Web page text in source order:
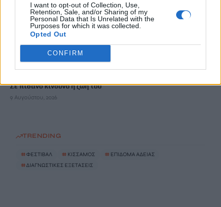
I want to opt-out of Collection, Use,
Retention, Sale, and/or Sharing of my
Personal Data that Is Unrelated with the
Purposes for which it was collected.
Opted Out
CONFIRM
Φειδίας Παναγιώτου: Αντιδράσεις για την εμφάνισή του με
σορτς σε εκδήλωση μνήμης για Ισαάκ και Σολωμού
9 Αυγούστου, 2026
Σε πιθανό κίνδυνο η ζωή του
9 Αυγούστου, 2026
TRENDING
#ΦΕΣΤΙΒΑΛ # ΚΙΣΣΑΜΟΣ # ΕΠΙΔΟΜΑ ΑΔΕΙΑΣ
#ΔΙΑΓΝΩΣΤΙΚΕΣ ΕΞΕΤΑΣΕΙΣ